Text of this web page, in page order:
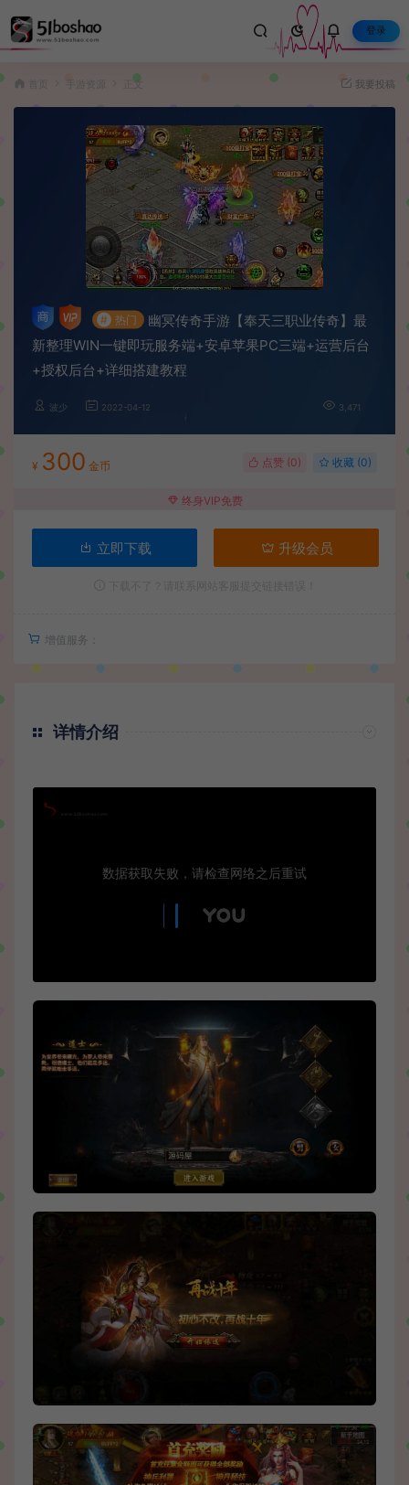
登录
手游资源 正文 我要投稿
# 热门
幽冥传奇手游【奉天三职业传奇】最
新整理WIN一键即玩服务端+安卓苹果PC三端+运营后台
+授权后台+详细搭建教程
波少 2022-04-12 3,471
¥ 300 金币 点赞 (0) 收藏 (0)
终身VIP免费
立即下载 升级会员
增值服务：
详情介绍